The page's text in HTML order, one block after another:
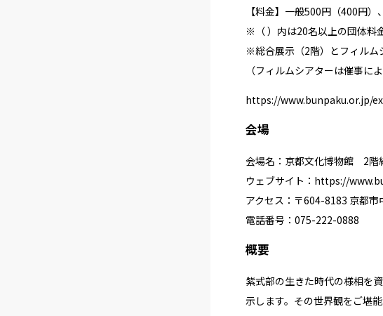
【料金】一般500円（400円
※（ ）内は20名以上の団体料
※総合展示（2階）とフィルム
（フィルムシアターは催事に
https://www.bunpaku.or.jp/
会場
会場名：京都文化博物館 2階
ウェブサイト： https://
アクセス：〒604-8183 京都市
電話番号：075-222-0888
概要
紫式部の生きた時代の様相を
示します。その世界観をご堪能